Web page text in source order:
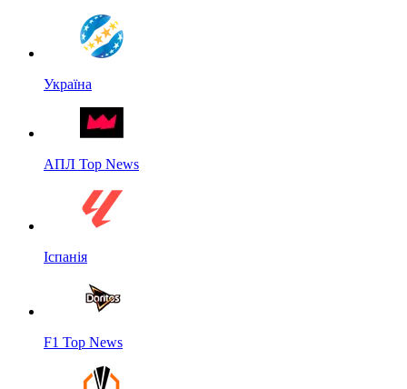
Україна
АПЛ Top News
Іспанія
F1 Top News